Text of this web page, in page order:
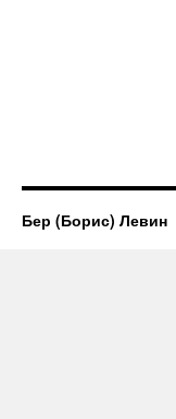
Бер (Борис) Левин